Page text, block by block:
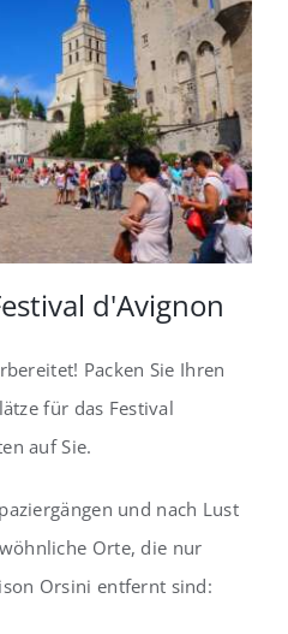
d'Avignon
Packen Sie Ihren
für das Festival
auf Sie.
und nach Lust
Orte, die nur
Orsini entfernt sind: